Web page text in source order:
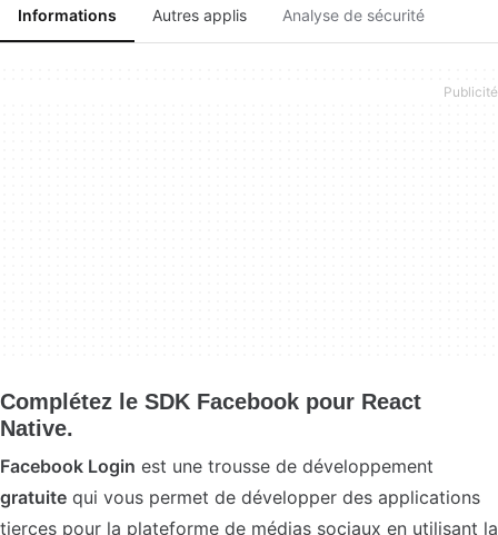
Informations Autres applis Analyse de sécurité
Complétez le SDK Facebook pour React
Native.
Facebook Login est une trousse de développement
gratuite qui vous permet de développer des applications
tierces pour la plateforme de médias sociaux en utilisant la